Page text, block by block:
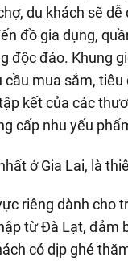
du khách sẽ
đồ gia dụng,
độc đáo. Khung
cầu mua sắm,
kết của các
cấp nhu yếu
riêng dành cho
từ Đà Lạt, đảm
có dịp ghé